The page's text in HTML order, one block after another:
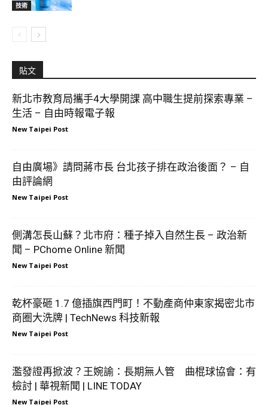
技術
貼文
新北市教育局攜手4大學開課 高中職生提前探索專業 –
生活 – 自由時報電子報
New Taipei Post
自由廣場》請問蔣市長 台北孩子排在政治後面？ – 自
由評論網
New Taipei Post
側溝怎長山蘇？北市府：種子掉入自然生長 – 政治新
聞 – PChome Online 新聞
New Taipei Post
乾杯豪砸 1.7 億插旗西門町！不動產商仲東家揭密北市
商圈大洗牌 | TechNews 科技新報
New Taipei Post
濫發證再掀波？王婉諭：長期無人管 曲棍球協會：有
檢討 | 華視新聞 | LINE TODAY
New Taipei Post